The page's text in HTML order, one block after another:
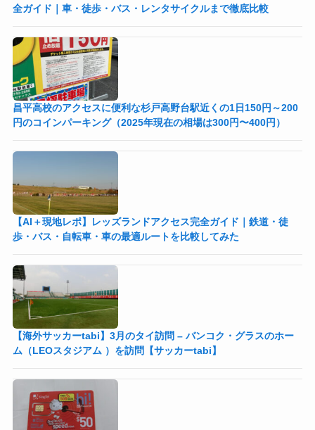
全ガイド｜車・徒歩・バス・レンタサイクルまで徹底比較
昌平高校のアクセスに便利な杉戸高野台駅近くの1日150円～200
円のコインパーキング（2025年現在の相場は300円〜400円）
【AI＋現地レポ】レッズランドアクセス完全ガイド｜鉄道・徒
歩・バス・自転車・車の最適ルートを比較してみた
【海外サッカーtabi】3月のタイ訪問 – バンコク・グラスのホー
ム（LEOスタジアム ）を訪問【サッカーtabi】